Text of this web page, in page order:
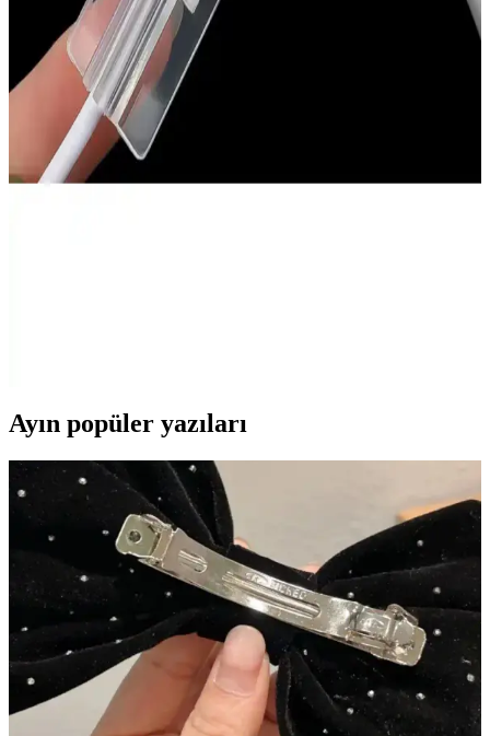
Fibaks Redmi Note 11 Kılıfı, estetik görünüm ve dayanıklılığı bir
arada sunan silikon kılıf. Siyah renk, hafif yapı ve tam uyum ile
telefonunuzu korur, kullanım kolaylığı sağlar.
Fibaks Xiaomi Redmi Watch 3 Uyumlu Silikon
Kayış: Şık ve Dayanıklı Saat Bilekliği
Fibaks'in bej renkli silikon kayışı, Xiaomi Redmi Watch 3 ile
Ayın popüler yazıları